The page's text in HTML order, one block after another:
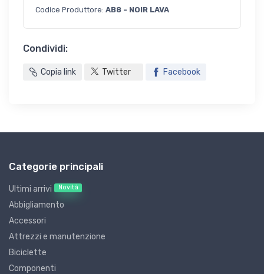
Codice Produttore: AB8 - NOIR LAVA
Condividi:
Copia link Twitter Facebook
Categorie principali
Ultimi arrivi Novità
Abbigliamento
Accessori
Attrezzi e manutenzione
Biciclette
Componenti